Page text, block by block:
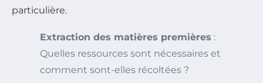
particulière.
Extraction des matières premières :
Quelles ressources sont nécessaires et
comment sont-elles récoltées ?